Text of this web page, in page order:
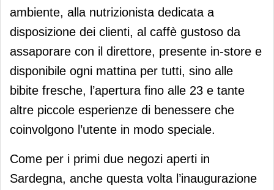
ambiente, alla nutrizionista dedicata a
disposizione dei clienti, al caffè gustoso da
assaporare con il direttore, presente in-store e
disponibile ogni mattina per tutti, sino alle
bibite fresche, l’apertura fino alle 23 e tante
altre piccole esperienze di benessere che
coinvolgono l’utente in modo speciale.
Come per i primi due negozi aperti in
Sardegna, anche questa volta l’inaugurazione